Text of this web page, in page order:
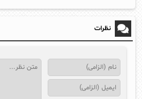
نظرات